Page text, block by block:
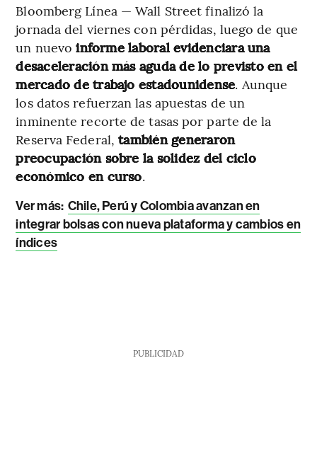
Bloomberg Línea — Wall Street finalizó la
jornada del viernes con pérdidas, luego de que
un nuevoinforme laboral evidenciara una
desaceleración más aguda de lo previsto en el
mercado de trabajo estadounidense. Aunque
los datos refuerzan las apuestas de un
inminente recorte de tasas por parte de la
Reserva Federal, también generaron
preocupación sobre la solidez del ciclo
económico en curso.
Ver más: Chile, Perú y Colombia avanzan en
integrar bolsas con nueva plataforma y cambios en
índices
PUBLICIDAD